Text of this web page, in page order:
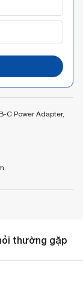
C Power Adapter,
thường gặp